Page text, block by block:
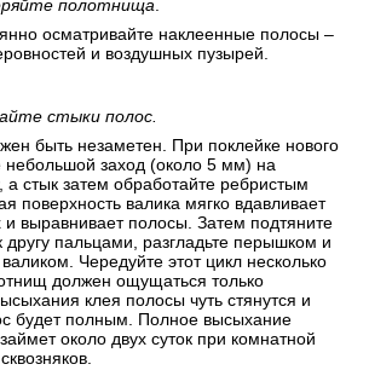
полотнища.
осматривайте наклеенные полосы –
и воздушных пузырей.
стыки полос.
быть незаметен. При поклейке нового
небольшой заход (около 5 мм) на
стык затем обработайте ребристым
поверхность валика мягко вдавливает
и выравнивает полосы. Затем подтяните
другу пальцами, разгладьте перышком и
Чередуйте этот цикл несколько
должен ощущаться только
клея полосы чуть стянутся и
будет полным. Полное высыхание
около двух суток при комнатной